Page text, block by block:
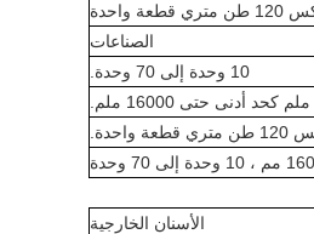
قطعة واحدة
الصناعات
10 وحدة إلى 70 وحدة.
واحدة.
الأسنان الخارجية